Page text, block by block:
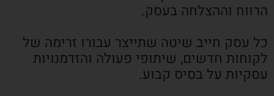
הרווח וההצלחה בעסק.
כל עסק חייב שיטה שתייצר עבורו זרימה של
לקוחות חדשים, שיתופי פעולה והזדמנויות
עסקיות על בסיס קבוע.